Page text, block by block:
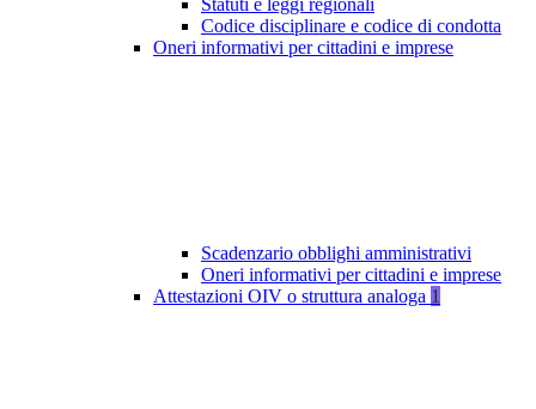
Statuti e leggi regionali
Codice disciplinare e codice di condotta
Oneri informativi per cittadini e imprese
Scadenzario obblighi amministrativi
Oneri informativi per cittadini e imprese
Attestazioni OIV o struttura analoga 1